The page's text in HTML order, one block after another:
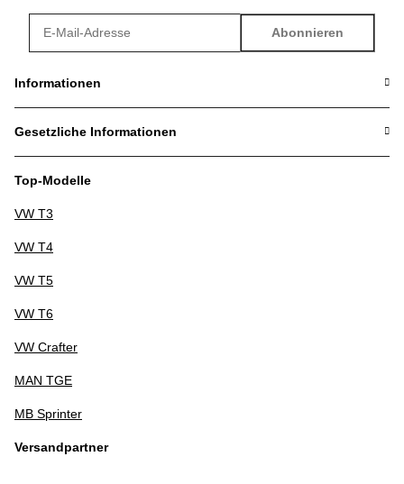
Abonnieren
Informationen
Gesetzliche Informationen
Top-Modelle
VW T3
VW T4
VW T5
VW T6
VW Crafter
MAN TGE
MB Sprinter
Versandpartner